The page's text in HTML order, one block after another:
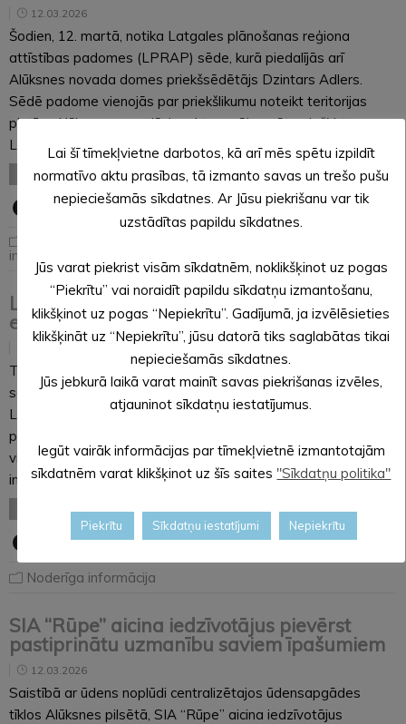
12.03.2026
Šodien, 12. martā, notika Latgales plānošanas reģiona
attīstības padomes (LPRAP) sēde, kurā piedalījās arī
Alūksnes novada domes priekšsēdētājs Dzintars Adlers.
Sēdē padome vienojās par priekšlikumu noteikt teritorijas
platību Alūksnes novadā, kurai turpmāk varētu piešķirt
Latgales speciālās ekonomiskās zonas (Latgales SEZ)…
LASĪT VISU
informācija
Lielā Talka izsludina konkursus “Zaļais, kur
esi?” un “Talkas cilts balva”
12.03.2026
Tuvojoties Lielajai Talkai, kas šogad norisināsies 25. aprīlī ar
saukli “Roku rokā – Latvijai!”, organizatori aicina ikvienu
Latvijas iedzīvotāju ne tikai plānot talkošanas vietas, bet arī
piedalīties radošos un iedvesmojošos konkursos. Tīmekļa
vietnē www.talkas.lv ir atklāta pieteikšanās divām nozīmīgām
iniciatīvām –…
Noderīga informācija
SIA “Rūpe” aicina iedzīvotājus pievērst
pastiprinātu uzmanību saviem īpašumiem
12.03.2026
Saistībā ar ūdens noplūdi centralizētajos ūdensapgādes
tīklos Alūksnes pilsētā, SIA “Rūpe” aicina iedzīvotājus
Lai šī tīmekļvietne darbotos, kā arī mēs spētu izpildīt
normatīvo aktu prasības, tā izmanto savas un trešo pušu
nepieciešamās sīkdatnes. Ar Jūsu piekrišanu var tik
uzstādītas papildu sīkdatnes.
Jūs varat piekrist visām sīkdatnēm, noklikšķinot uz pogas
“Piekrītu” vai noraidīt papildu sīkdatņu izmantošanu,
klikšķinot uz pogas “Nepiekrītu”. Gadījumā, ja izvēlēsieties
klikšķināt uz “Nepiekrītu”, jūsu datorā tiks saglabātas tikai
nepieciešamās sīkdatnes.
Jūs jebkurā laikā varat mainīt savas piekrišanas izvēles,
atjauninot sīkdatņu iestatījumus.
Iegūt vairāk informācijas par tīmekļvietnē izmantotajām
sīkdatnēm varat klikšķinot uz šīs saites "Sīkdatņu politika"
Piekrītu Sīkdatņu iestatījumi Nepiekrītu